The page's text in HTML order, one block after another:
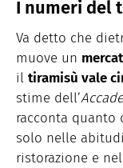
I numeri del
Va detto che
muove un
il tiramisù vale
stime dell’
racconta quanto
solo nelle
ristorazione e